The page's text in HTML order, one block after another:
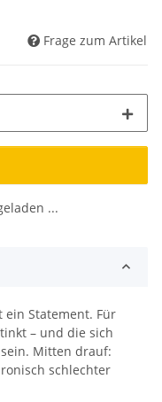
Frage zum Artikel
...
ein Statement. Für
– und die sich
Mitten drauf:
schlechter